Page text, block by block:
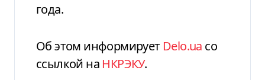
года.
Об этом информирует Delo.ua со
ссылкой на НКРЭКУ.